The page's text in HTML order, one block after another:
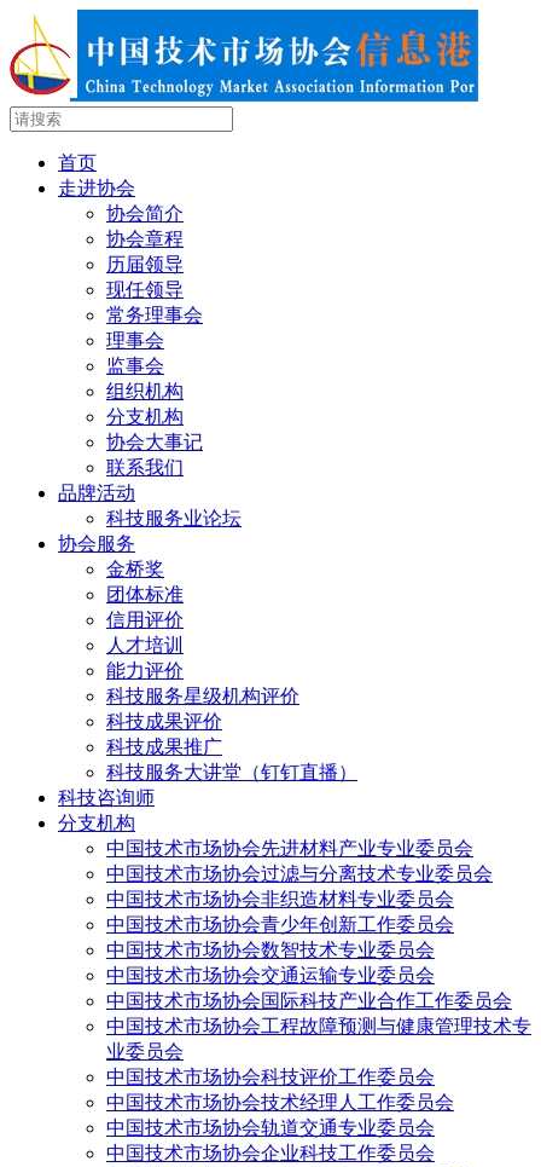
首页
走进协会
协会简介
协会章程
历届领导
现任领导
常务理事会
理事会
监事会
组织机构
分支机构
协会大事记
联系我们
品牌活动
科技服务业论坛
协会服务
金桥奖
团体标准
信用评价
人才培训
能力评价
科技服务星级机构评价
科技成果评价
科技成果推广
科技服务大讲堂（钉钉直播）
科技咨询师
分支机构
中国技术市场协会先进材料产业专业委员会
中国技术市场协会过滤与分离技术专业委员会
中国技术市场协会非织造材料专业委员会
中国技术市场协会青少年创新工作委员会
中国技术市场协会数智技术专业委员会
中国技术市场协会交通运输专业委员会
中国技术市场协会国际科技产业合作工作委员会
中国技术市场协会工程故障预测与健康管理技术专
业委员会
中国技术市场协会科技评价工作委员会
中国技术市场协会技术经理人工作委员会
中国技术市场协会轨道交通专业委员会
中国技术市场协会企业科技工作委员会